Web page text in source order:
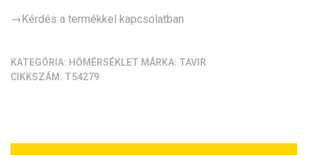
→Kérdés a termékkel kapcsolatban
KATEGÓRIA: HŐMÉRSÉKLET MÁRKA: TAVIR
CIKKSZÁM: T54279